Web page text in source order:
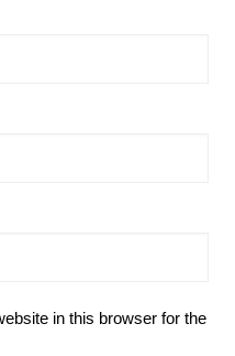
in this browser for the